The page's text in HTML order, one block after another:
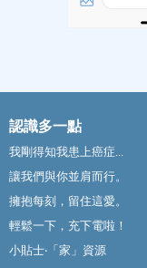
認識多一點
我剛得知我患上癌症...
讓我們與你並肩而行。
擁抱每刻，留住這愛。
輕鬆一下，充下電啦！
小貼士‧「家」資源